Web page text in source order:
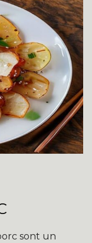
sont un